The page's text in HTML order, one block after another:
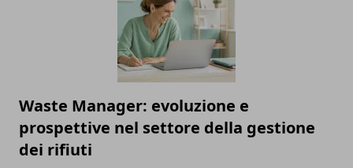
Waste Manager: evoluzione e
prospettive nel settore della gestione
dei rifiuti